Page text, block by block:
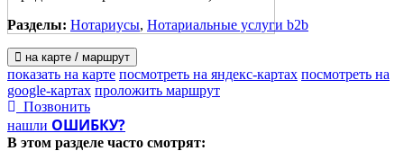
Разделы: Нотариусы, Нотариальные услуги b2b
на карте / маршрут
показать на карте посмотреть на яндекс-картах посмотреть на
google-картах проложить маршрут
Позвонить
нашли ОШИБКУ?
В этом разделе часто смотрят: